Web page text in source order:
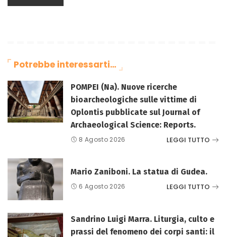
Potrebbe interessarti…
POMPEI (Na). Nuove ricerche
bioarcheologiche sulle vittime di
Oplontis pubblicate sul Journal of
Archaeological Science: Reports.
8 Agosto 2026 LEGGI TUTTO
Mario Zaniboni. La statua di Gudea.
6 Agosto 2026 LEGGI TUTTO
Sandrino Luigi Marra. Liturgia, culto e
prassi del fenomeno dei corpi santi: il